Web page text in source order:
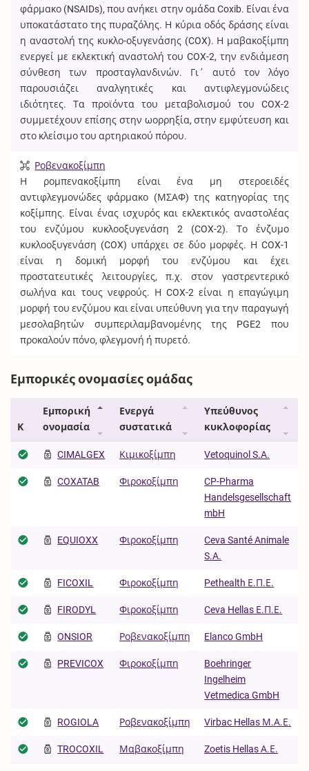
φάρμακο (NSAIDs), που ανήκει στην ομάδα Coxib. Είναι ένα
υποκατάστατο της πυραζόλης. Η κύρια οδός δράσης είναι
η αναστολή της κυκλο-οξυγενάσης (COX). Η μαβακοξίμπη
ενεργεί με εκλεκτική αναστολή του COX-2, την ενδιάμεση
σύνθεση των προσταγλανδινών. Γι΄ αυτό τον λόγο
παρουσιάζει αναλγητικές και αντιφλεγμονώδεις
ιδιότητες. Τα προϊόντα του μεταβολισμού του COX-2
συμμετέχουν επίσης στην ωορρηξία, στην εμφύτευση και
στο κλείσιμο του αρτηριακού πόρου.
Ροβενακοξίμπη
Η ρομπενακοξίμπη είναι ένα μη στεροειδές
αντιφλεγμονώδες φάρμακο (ΜΣΑΦ) της κατηγορίας της
κοξίμπης. Είναι ένας ισχυρός και εκλεκτικός αναστολέας
του ενζύμου κυκλοοξυγενάση 2 (COX-2). Το ένζυμο
κυκλοοξυγενάση (COX) υπάρχει σε δύο μορφές. Η COX-1
είναι η δομική μορφή του ενζύμου και έχει
προστατευτικές λειτουργίες, π.χ. στον γαστρεντερικό
σωλήνα και τους νεφρούς. Η COX-2 είναι η επαγώγιμη
μορφή του ενζύμου και είναι υπεύθυνη για την παραγωγή
μεσολαβητών συμπεριλαμβανομένης της PGE2 που
προκαλούν πόνο, φλεγμονή ή πυρετό.
Εμπορικές ονομασίες ομάδας
Κ
Εμπορική
ονομασία
Ενεργά
συστατικά
Υπεύθυνος
κυκλοφορίας
CIMALGEX Κιμικοξίμπη Vetoquinol S.A.
COXATAB Φιροκοξίμπη
CP-Pharma
Handelsgesellschaft
mbH
EQUIOXX Φιροκοξίμπη
Ceva Santé Animale
S.A.
FICOXIL Φιροκοξίμπη Pethealth Ε.Π.Ε.
FIRODYL Φιροκοξίμπη Ceva Hellas Ε.Π.Ε.
ONSIOR Ροβενακοξίμπη Elanco GmbH
PREVICOX Φιροκοξίμπη
Boehringer
Ingelheim
Vetmedica GmbH
ROGIOLA Ροβενακοξίμπη Virbac Hellas Μ.Α.Ε.
TROCOXIL Μαβακοξίμπη Zoetis Hellas Α.Ε.